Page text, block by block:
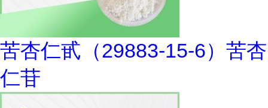
苦杏仁甙（29883-15-6）苦杏
仁苷